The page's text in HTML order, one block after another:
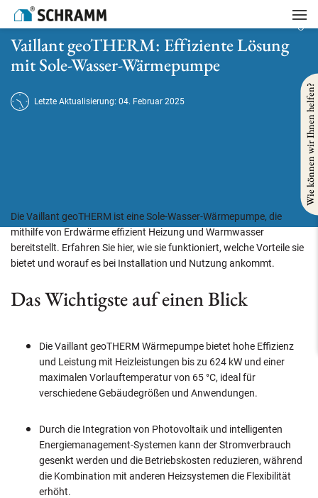
Startseite
Vaillant geoTHERM: Effiziente Lösung mit Sole-Wasser-Wärmepumpe
Vaillant geoTHERM: Effiziente Lösung
mit Sole-Wasser-Wärmepumpe
Letzte Aktualisierung: 04. Februar 2025
Die Vaillant geoTHERM ist eine Sole-Wasser-Wärmepumpe, die
mithilfe von Erdwärme effizient Heizung und Warmwasser
bereitstellt. Erfahren Sie hier, wie sie funktioniert, welche Vorteile sie
bietet und worauf es bei Installation und Nutzung ankommt.
Das Wichtigste auf einen Blick
Die Vaillant geoTHERM Wärmepumpe bietet hohe Effizienz
und Leistung mit Heizleistungen bis zu 624 kW und einer
maximalen Vorlauftemperatur von 65 °C, ideal für
verschiedene Gebäudegrößen und Anwendungen.
Durch die Integration von Photovoltaik und intelligenten
Energiemanagement-Systemen kann der Stromverbrauch
gesenkt werden und die Betriebskosten reduzieren, während
die Kombination mit anderen Heizsystemen die Flexibilität
erhöht.
Wie können wir Ihnen helfen?